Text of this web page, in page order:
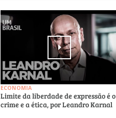
ECONOMIA
Limite da liberdade de expressão é o
crime e a ética, por Leandro Karnal